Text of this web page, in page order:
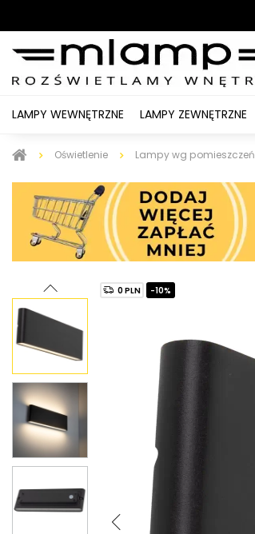
LAMPY WEWNĘTRZNE LAMPY ZEWNĘTRZNE
Oświetlenie Lampy wg pomieszczeń
0 PLN -10%